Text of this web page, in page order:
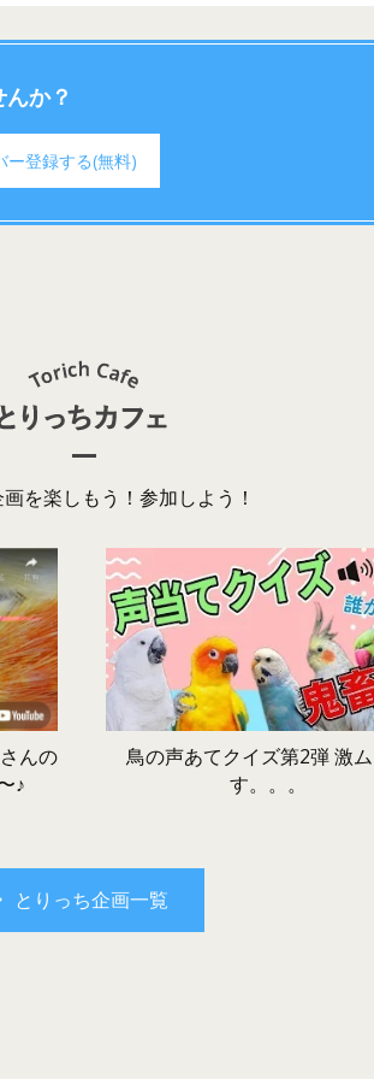
か？
ー登録する(無料)
を楽しもう！参加しよう！
んの
♪
鳥の声あてクイズ第2弾 激
す。。。
とりっち企画一覧